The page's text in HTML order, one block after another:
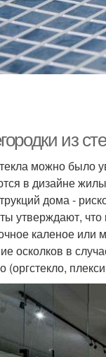
из
можно было
в дизайне
дома -
утверждают,
каленое или
осколков в